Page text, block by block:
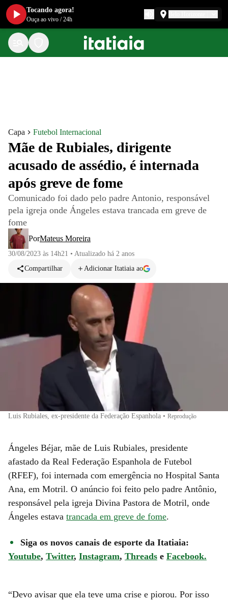
Capa Futebol Internacional
Mãe de Rubiales, dirigente
acusado de assédio, é internada
após greve de fome
Comunicado foi dado pelo padre Antonio, responsável
pela igreja onde Ángeles estava trancada em greve de
fome
PorMateus Moreira
30/08/2023 às 14h21 • Atualizado há 2 anos
Compartilhar
Adicionar Itatiaia ao
Luis Rubiales, ex-presidente da Federação Espanhola • Reprodução
Ángeles Béjar, mãe de Luis Rubiales, presidente
afastado da Real Federação Espanhola de Futebol
(RFEF), foi internada com emergência no Hospital Santa
Ana, em Motril. O anúncio foi feito pelo padre Antônio,
responsável pela igreja Divina Pastora de Motril, onde
Ángeles estava trancada em greve de fome.
Siga os novos canais de esporte da Itatiaia:
Youtube, Twitter, Instagram, Threads e Facebook.
“Devo avisar que ela teve uma crise e piorou. Por isso
Tocando agora!
Ouça ao vivo /24h